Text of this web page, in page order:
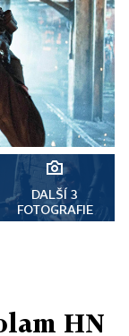
DALŠÍ 3
FOTOGRAFIE
HN